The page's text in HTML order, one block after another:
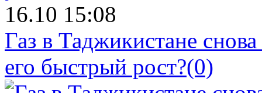
16.10 15:08
Газ в Таджикистане
его быстрый рост?(0)